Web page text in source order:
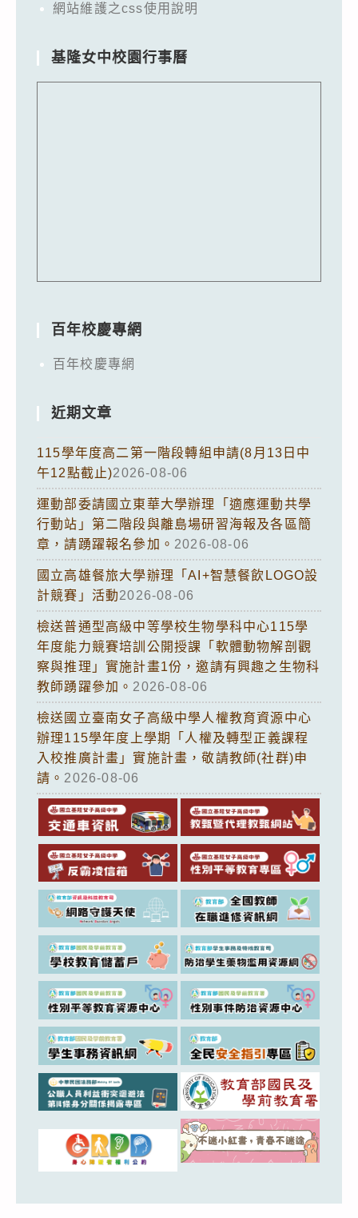
網站維護之css使用說明
基隆女中校園行事曆
百年校慶專網
百年校慶專網
近期文章
115學年度高二第一階段轉組申請(8月13日中
午12點截止)2026-08-06
運動部委請國立東華大學辦理「適應運動共學
行動站」第二階段與離島場研習海報及各區簡
章，請踴躍報名參加。 2026-08-06
國立高雄餐旅大學辦理「AI+智慧餐飲LOGO設
計競賽」活動2026-08-06
檢送普通型高級中等學校生物學科中心115學
年度能力競賽培訓公開授課「軟體動物解剖觀
察與推理」實施計畫1份，邀請有興趣之生物科
教師踴躍參加。 2026-08-06
檢送國立臺南女子高級中學人權教育資源中心
辦理115學年度上學期「人權及轉型正義課程
入校推廣計畫」實施計畫，敬請教師(社群)申
請。 2026-08-06